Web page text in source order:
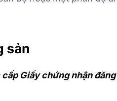
sản
Giấy chứng nhận